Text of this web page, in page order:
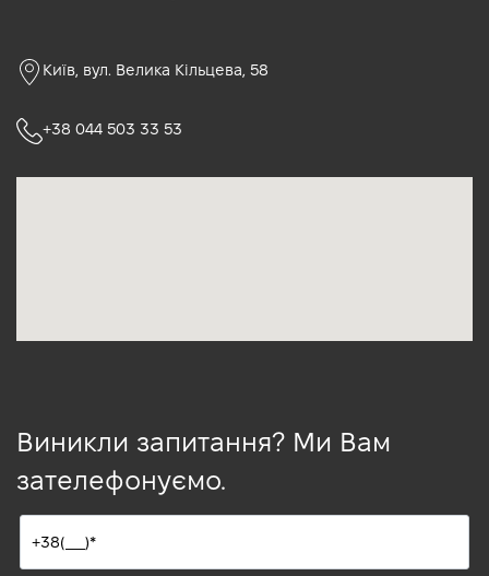
Київ, вул. Велика Кільцева, 58
+38 044 503 33 53
Виникли запитання? Ми Вам
зателефонуємо.